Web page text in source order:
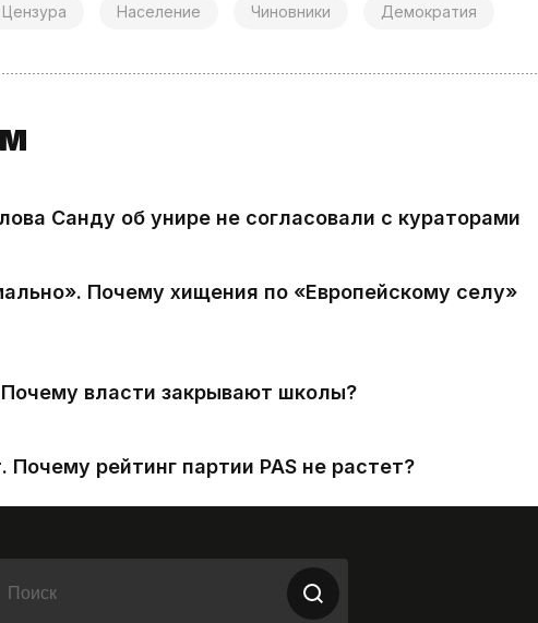
Цензура Население Чиновники Демократия
Санду об унире не согласовали с кураторами
Почему хищения по «Европейскому селу»
власти закрывают школы?
рейтинг партии PAS не растет?